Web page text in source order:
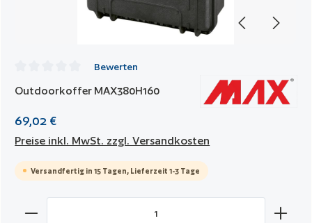
Durchschnittliche Bewertung von 0 von 5 Sternen
Bewerten
Outdoorkoffer MAX380H160
69,02 €
Preise inkl. MwSt. zzgl. Versandkosten
Versandfertig in 15 Tagen, Lieferzeit 1-3 Tage
Produkt Anzahl: Gib den gewünschten Wert ein oder